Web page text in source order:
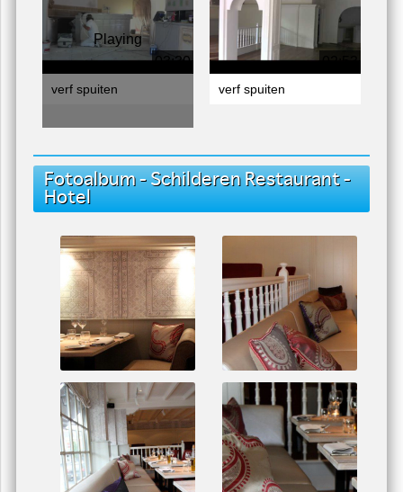
verf spuiten
03:30
Playing
verf spuiten
Fotoalbum - Schilderen Restaurant -
Hotel